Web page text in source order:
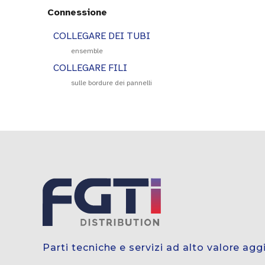
Connessione
COLLEGARE DEI TUBI
ensemble
COLLEGARE FILI
sulle bordure dei pannelli
Parti tecniche e servizi ad alto valore